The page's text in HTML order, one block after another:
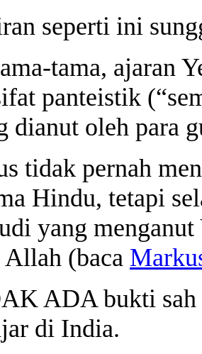
seperti ini
tama, ajaran
panteistik
dianut oleh para
tidak pernah
Hindu, tetapi
yang
Allah (baca
ADA bukti sah
di India.